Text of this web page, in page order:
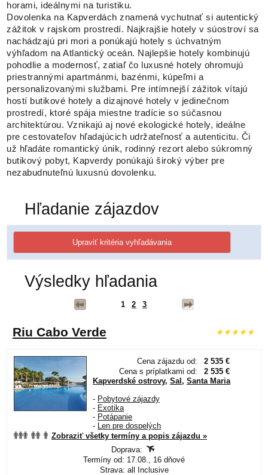
horami, ideálnymi na turistiku.
Dovolenka na Kapverdách znamená vychutnať si autentický
zážitok v rajskom prostredí. Najkrajšie hotely v súostroví sa
nachádzajú pri mori a ponúkajú hotely s úchvatným
výhľadom na Atlantický oceán. Najlepšie hotely kombinujú
pohodlie a modernosť, zatiaľ čo luxusné hotely ohromujú
priestrannými apartmánmi, bazénmi, kúpeľmi a
personalizovanými službami. Pre intímnejší zážitok vítajú
hostí butikové hotely a dizajnové hotely v jedinečnom
prostredí, ktoré spája miestne tradície so súčasnou
architektúrou. Vznikajú aj nové ekologické hotely, ideálne
pre cestovateľov hľadajúcich udržateľnosť a autenticitu. Či
už hľadáte romantický únik, rodinný rezort alebo súkromný
butikový pobyt, Kapverdy ponúkajú široký výber pre
nezabudnuteľnú luxusnú dovolenku.